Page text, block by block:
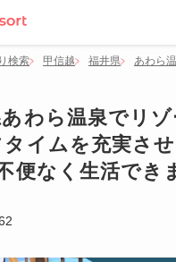
検索 甲信越 福井県 あわら
あわら温泉でリ
タイムを充実さ
便なく生活でき